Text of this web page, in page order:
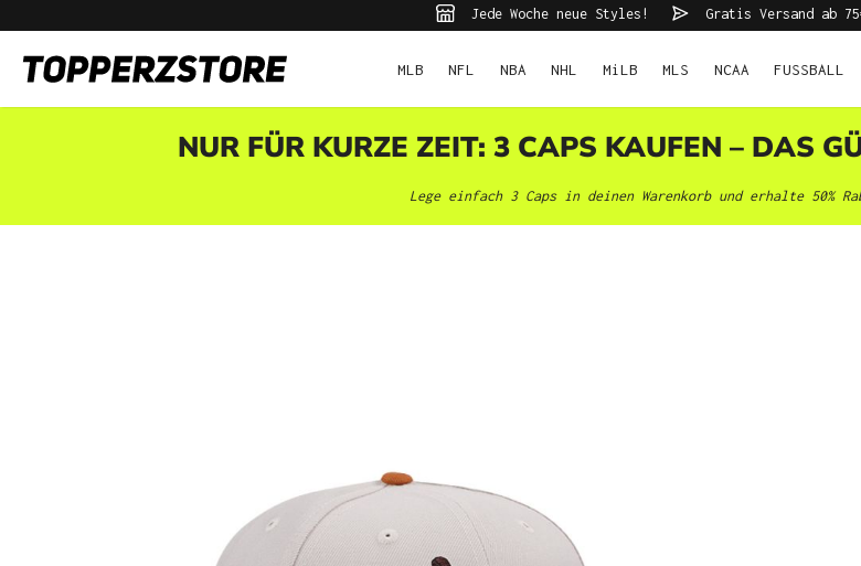
Jede Woche neue Styles! Gratis Versand ab
MLB NFL NBA NHL MiLB MLS NCAA FUSSBALL
NUR FÜR KURZE ZEIT: 3 CAPS KAUFEN – DAS
Lege einfach 3 Caps in deinen Warenkorb und erhalte 50%